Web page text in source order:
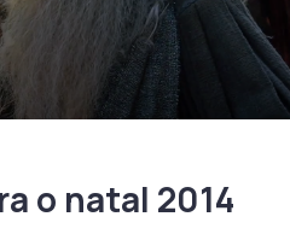
o natal 2014